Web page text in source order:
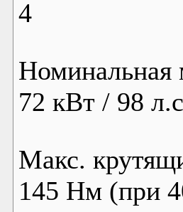
4
Номинальная
72 кВт / 98
Макс.
145 Нм (при